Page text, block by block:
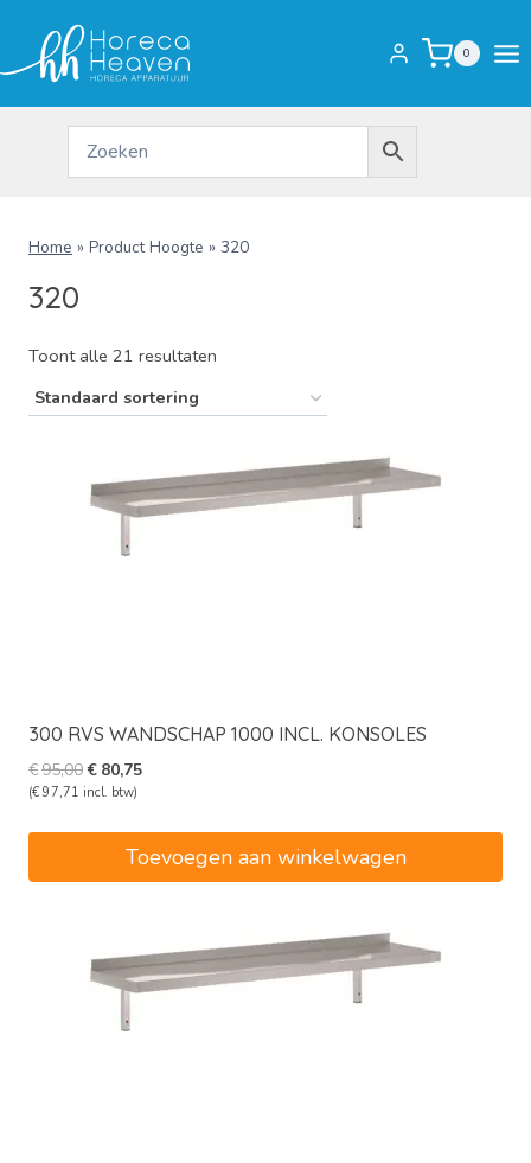
inhoud
0
Home » Product Hoogte » 320
320
Toont alle 21 resultaten
300 RVS WANDSCHAP 1000 INCL. KONSOLES
€95,00Oorspronkelijke
prijs
€ 80,75Huidige
(€ 97,71 incl. btw)
Toevoegen aan winkelwagen